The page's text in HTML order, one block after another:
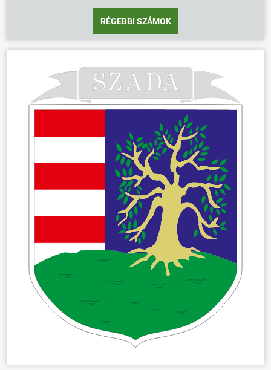
ÖNKORMÁNYZAT
RÉGEBBI SZÁMOK